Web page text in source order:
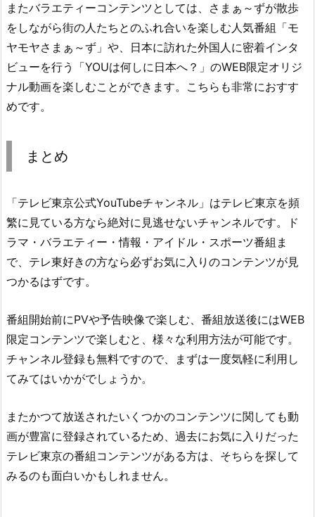
またバラエティーコンテンツとしては、さまぁ～ずが散歩
をしながら街の人たちとのふれ合いを楽しむ人気番組「モ
ヤモヤさまぁ～ず」や、日本に訪れた外国人に密着インタ
ビューを行う「YOUは何しに日本へ？」のWEB限定オリジ
ナル動画を楽しむことができます。こちらも非常におすす
めです。
まとめ
「テレビ東京公式YouTubeチャンネル」はテレビ東京を頻
繁に見ている方なら絶対に見逃せないチャンネルです。ド
ラマ・バラエティー・情報・アイドル・スポーツ番組ま
で、テレ東好きの方なら必ずお気に入りのコンテンツが見
つかるはずです。
番組開始前にPVや予告映像で楽しむ、番組放送後にはWEB
限定コンテンツで楽しむと、様々な利用方法が可能です。
チャンネル登録も無料ですので、まずは一度気軽に利用し
てみてはいかがでしょうか。
またかつて放送されたいくつかのコンテンツに関しても動
画が豊富に登録されているため、過去にお気に入りだった
テレビ東京の番組コンテンツがある方は、そちらを探して
みるのも面白いかもしれません。